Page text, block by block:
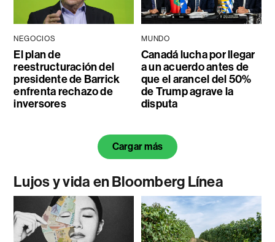
NEGOCIOS
El plan de
reestructuración del
presidente de Barrick
enfrenta rechazo de
inversores
MUNDO
Canadá lucha por llegar
a un acuerdo antes de
que el arancel del 50%
de Trump agrave la
disputa
Cargar más
Lujos y vida en Bloomberg Línea